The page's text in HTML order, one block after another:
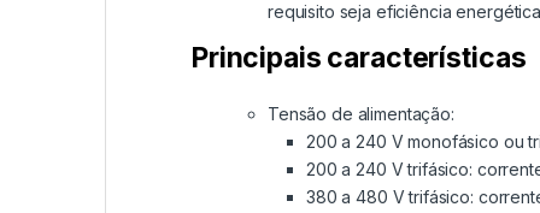
requisito seja eficiência
Principais características
Tensão de alimentação:
200 a 240 V monofásico ou
200 a 240 V trifásico:
380 a 480 V trifásico: